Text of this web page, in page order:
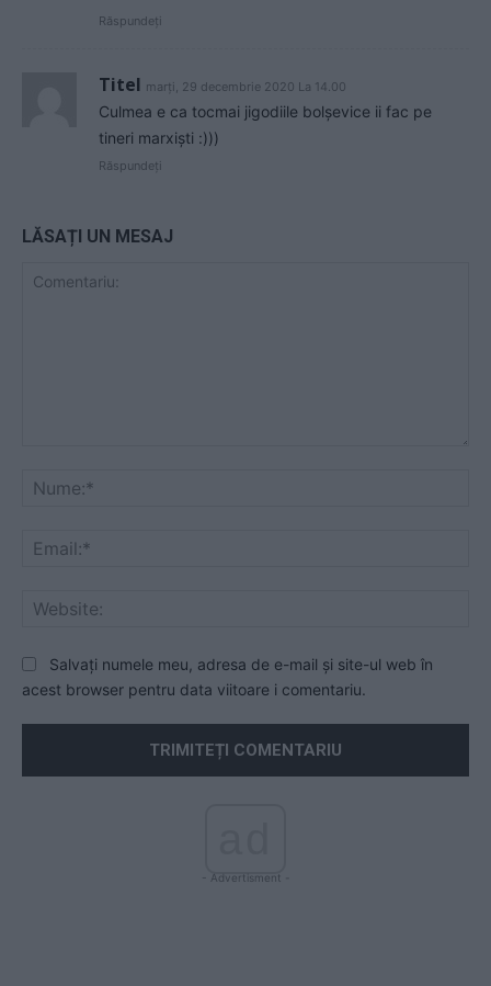
Răspundeți
Titel marți, 29 decembrie 2020 La 14.00
Culmea e ca tocmai jigodiile bolșevice ii fac pe
tineri marxiști :)))
Răspundeți
LĂSAȚI UN MESAJ
Salvați numele meu, adresa de e-mail și site-ul web în
acest browser pentru data viitoare i comentariu.
- Advertisment -